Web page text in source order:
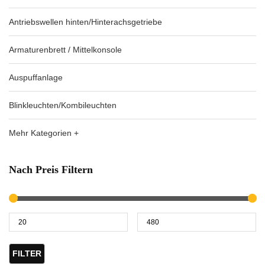
Antriebswellen hinten/Hinterachsgetriebe
Armaturenbrett / Mittelkonsole
Auspuffanlage
Blinkleuchten/Kombileuchten
Mehr Kategorien +
Nach Preis Filtern
FILTER